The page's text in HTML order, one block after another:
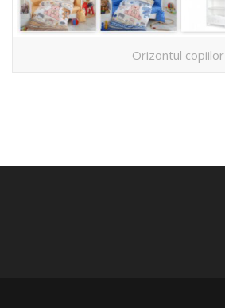
Orizontul copiilor